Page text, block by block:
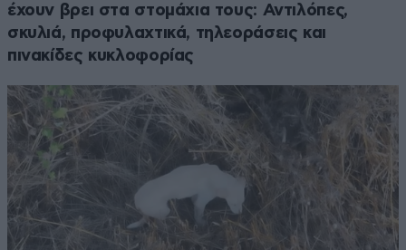
έχουν βρει στα στομάχια τους: Αντιλόπες,
σκυλιά, προφυλαχτικά, τηλεοράσεις και
πινακίδες κυκλοφορίας